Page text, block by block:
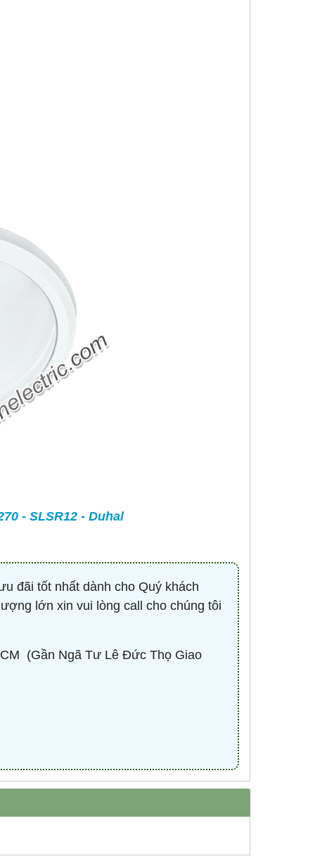
CONTACTOR 3P 40A 18.5KW ( KHỞI
ĐỘNG TỪ ) - HDC34011M7 - HIMEL
Liên hệ 0932.940.939
- SLSR12 - Duhal
đãi tốt nhất dành cho Quý khách
lớn xin vui lòng call cho chúng tôi
(Gần Ngã Tư Lê Đức Thọ Giao